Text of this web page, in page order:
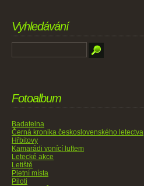
Vyhledávání
Fotoalbum
Badatelna
Černá kronika československého letectva
Hřbitovy
Kamarádi vonící luftem
Letecké akce
Letiště
Pietní místa
Piloti